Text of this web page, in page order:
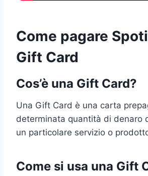
Come pagare
Gift Card
Cos’è una Gift Card?
Una Gift Card è una carta
determinata quantità di denaro
un particolare servizio o
Come si usa una Gift